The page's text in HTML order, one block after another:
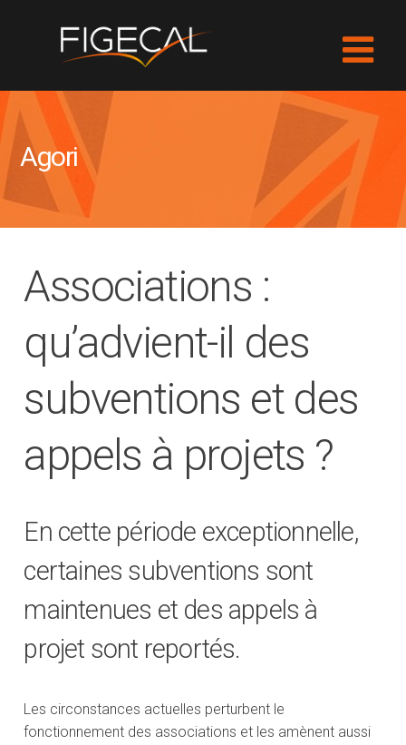
Agori
Associations :
qu’advient-il des
subventions et des
appels à projets ?
En cette période exceptionnelle,
certaines subventions sont
maintenues et des appels à
projet sont reportés.
Les circonstances actuelles perturbent le
fonctionnement des associations et les amènent aussi